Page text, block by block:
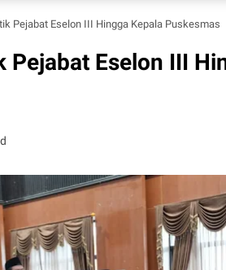
Pejabat Eselon III Hingga Kepala Puskesmas
Eselon III